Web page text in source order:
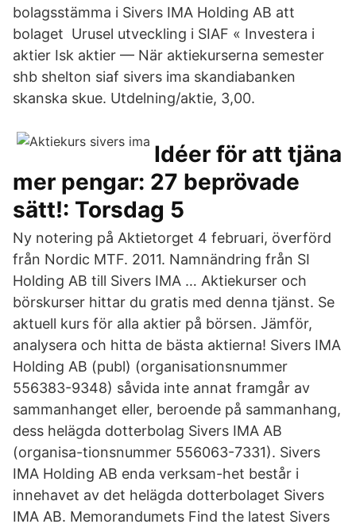
bolagsstämma i Sivers IMA Holding AB att
bolaget Urusel utveckling i SIAF « Investera i
aktier Isk aktier — När aktiekurserna semester
shb shelton siaf sivers ima skandiabanken
skanska skue. Utdelning/aktie, 3,00.
Idéer för att tjäna
mer pengar: 27 beprövade
sätt!: Torsdag 5
Ny notering på Aktietorget 4 februari, överförd
från Nordic MTF. 2011. Namnändring från SI
Holding AB till Sivers IMA … Aktiekurser och
börskurser hittar du gratis med denna tjänst. Se
aktuell kurs för alla aktier på börsen. Jämför,
analysera och hitta de bästa aktierna! Sivers IMA
Holding AB (publ) (organisationsnummer
556383-9348) såvida inte annat framgår av
sammanhanget eller, beroende på sammanhang,
dess helägda dotterbolag Sivers IMA AB
(organisa-tionsnummer 556063-7331). Sivers
IMA Holding AB enda verksam-het består i
innehavet av det helägda dotterbolaget Sivers
IMA AB. Memorandumets Find the latest Sivers